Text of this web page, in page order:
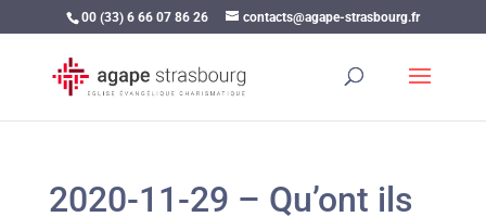
00 (33) 6 66 07 86 26 contacts@agape-strasbourg.fr
2020-11-29 – Qu’ont ils